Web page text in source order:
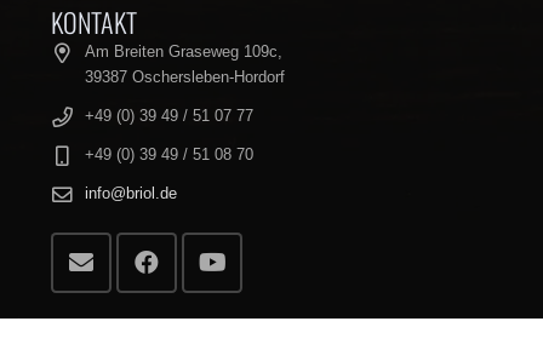
KONTAKT
Am Breiten Graseweg 109c,
39387 Oschersleben-Hordorf
+49 (0) 39 49 / 51 07 77
+49 (0) 39 49 / 51 08 70
info@briol.de